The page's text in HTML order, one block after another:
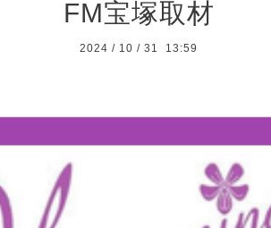
FM宝塚取材
2024 / 10 / 31 13:59